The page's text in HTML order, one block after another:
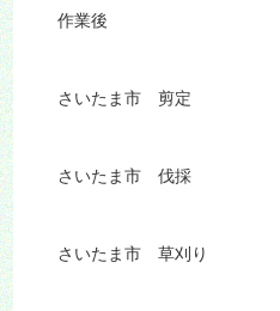
作業後
さいたま市 剪定
さいたま市 伐採
さいたま市 草刈り